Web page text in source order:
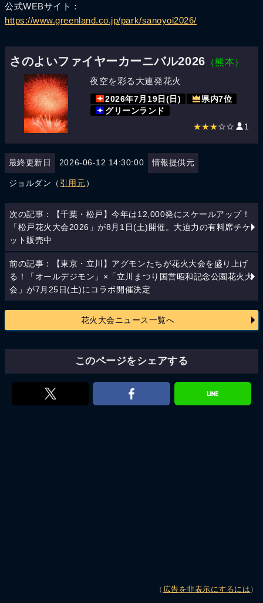
公式WEBサイト：
https://www.greenland.co.jp/park/sanoyoi2026/
さのよいファイヤーカーニバル2026 （熊本）
夜空を彩る大連発花火
2026年7月19日(日)
県内7位
グリーンランド
★★★☆☆ 1
最終更新日 2026-06-12 14:30:00 情報提供元
ジョルダン（ 引用元 ）
次の記事：【千葉・松戸】今年は12,000発にスケールアップ！
「松戸花火大会2026」が8月1日(土)開催。大迫力の有料席チケ
ット販売中
前の記事：【東京・立川】アグモンたちが花火大会を盛り上げ
る！「オールデジモン」×「立川まつり国営昭和記念公園花火大
会」が7月25日(土)にコラボ開催決定
花火大会ニュース一覧へ
このページをシェアする
（ 広告を非表示にするには ）